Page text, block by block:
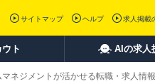
サイトマップ ヘルプ 求人掲載
ト AIの求人
ネジメントが活かせる転職・求人情